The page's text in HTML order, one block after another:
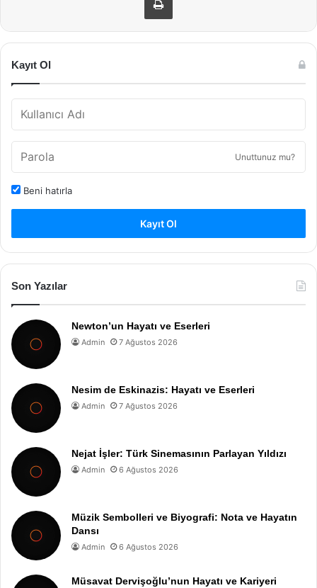
Kayıt Ol
Unuttunuz mu?
Beni hatırla
Kayıt Ol
Son Yazılar
Newton’un Hayatı ve Eserleri
Admin 7 Ağustos 2026
Nesim de Eskinazis: Hayatı ve Eserleri
Admin 7 Ağustos 2026
Nejat İşler: Türk Sinemasının Parlayan Yıldızı
Admin 6 Ağustos 2026
Müzik Sembolleri ve Biyografi: Nota ve Hayatın
Dansı
Admin 6 Ağustos 2026
Müsavat Dervişoğlu’nun Hayatı ve Kariyeri